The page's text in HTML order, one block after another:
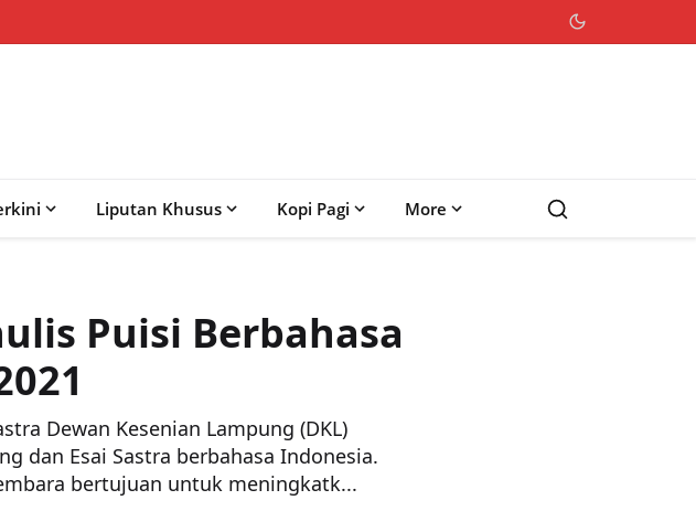
Liputan Khusus Kopi Pagi More
Puisi Berbahasa
Dewan Kesenian Lampung (DKL)
dan Esai Sastra berbahasa Indonesia.
bertujuan untuk meningkatk...